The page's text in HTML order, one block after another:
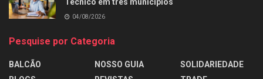
Técnico em três municípios
04/08/2026
Pesquise por Categoria
BALCÃO
NOSSO GUIA
SOLIDARIEDADE